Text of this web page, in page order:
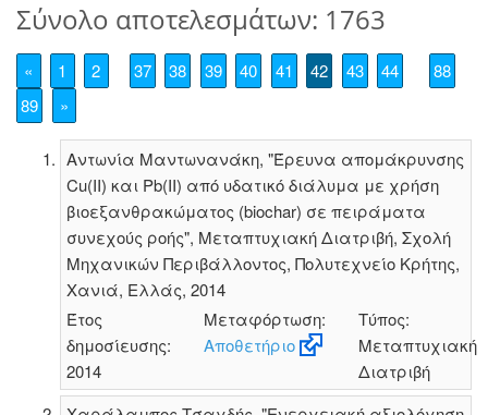
Σύνολο αποτελεσμάτων: 1763
« 1 2 37 38 39 40 41 42 43 44
88
89
»
Αντωνία Μαντωνανάκη, "Έρευνα απομάκρυνσης
Cu(II) και Pb(II) από υδατικό διάλυμα με χρήση
βιοεξανθρακώματος (biochar) σε πειράματα
συνεχούς ροής", Μεταπτυχιακή Διατριβή, Σχολή
Μηχανικών Περιβάλλοντος, Πολυτεχνείο Κρήτης,
Χανιά, Ελλάς, 2014
Έτος
δημοσίευσης:
2014
Μεταφόρτωση:
Αποθετήριο
Τύπος:
Μεταπτυχιακή
Διατριβή